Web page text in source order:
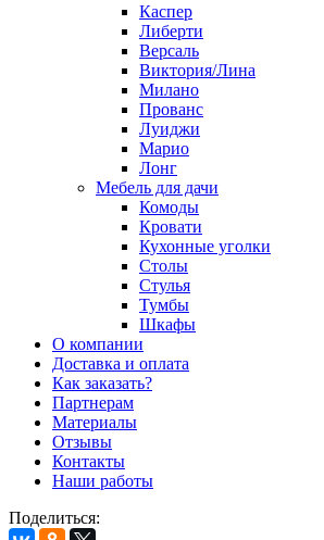
Каспер
Либерти
Версаль
Виктория/Лина
Милано
Прованс
Луиджи
Марио
Лонг
Мебель для дачи
Комоды
Кровати
Кухонные уголки
Столы
Стулья
Тумбы
Шкафы
О компании
Доставка и оплата
Как заказать?
Партнерам
Материалы
Отзывы
Контакты
Наши работы
Поделиться: